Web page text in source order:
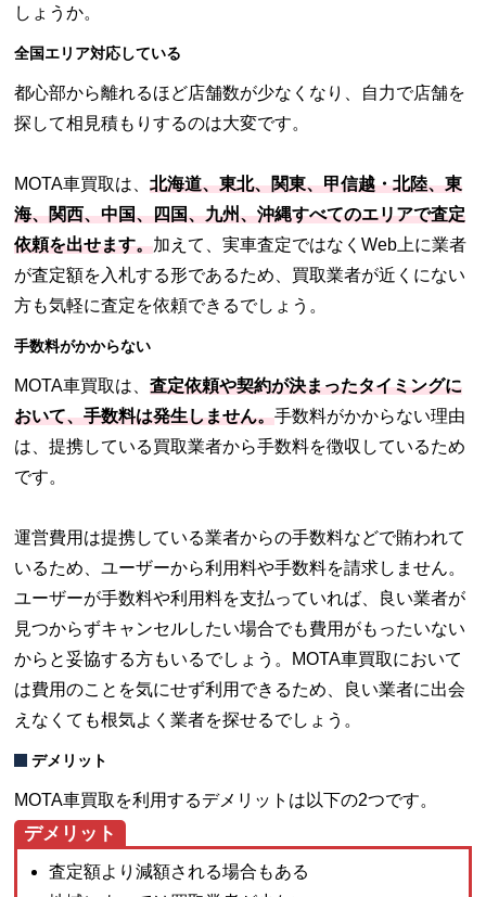
しょうか。
全国エリア対応している
都心部から離れるほど店舗数が少なくなり、自力で店舗を
探して相見積もりするのは大変です。
MOTA車買取は、 北海道、東北、関東、甲信越・北陸、東
海、関西、中国、四国、九州、沖縄すべてのエリアで査定
依頼を出せます。加えて、実車査定ではなくWeb上に業者
が査定額を入札する形であるため、買取業者が近くにない
方も気軽に査定を依頼できるでしょう。
手数料がかからない
MOTA車買取は、 査定依頼や契約が決まったタイミングに
おいて、手数料は発生しません。手数料がかからない理由
は、提携している買取業者から手数料を徴収しているため
です。
運営費用は提携している業者からの手数料などで賄われて
いるため、ユーザーから利用料や手数料を請求しません。
ユーザーが手数料や利用料を支払っていれば、良い業者が
見つからずキャンセルしたい場合でも費用がもったいない
からと妥協する方もいるでしょう。MOTA車買取において
は費用のことを気にせず利用できるため、良い業者に出会
えなくても根気よく業者を探せるでしょう。
デメリット
MOTA車買取を利用するデメリットは以下の2つです。
デメリット
査定額より減額される場合もある